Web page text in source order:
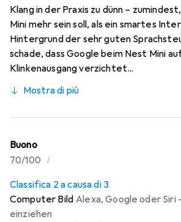
Klang in der Praxis zu dünn –
Mini mehr sein soll, als ein smartes
Hintergrund der sehr guten
schade, dass Google beim Nest Mini
Klinkenausgang verzichtet...
Mostra di più
Buono
70/100 i
Classifica 2 a causa di 3
Computer Bild Alexa, Google oder
einziehen